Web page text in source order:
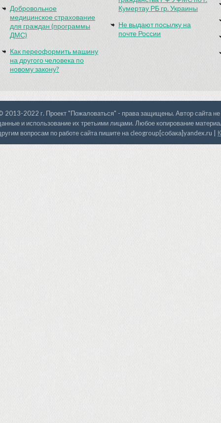
Добровольное
медицинское страхование
для граждан (программы
ДМС)
Как переоформить машину
на другого человека по
новому закону?
Кумертау РБ гр. Украины
Не выдают посылку на
почте России
2013-2022 г. Проект "Пожаловаться" - права защищены. Автор сайта не
и использование их третьими лицами. Любое копирование
вопросам по работе сайта пишите на cleogroup[собака]yandex.ru |